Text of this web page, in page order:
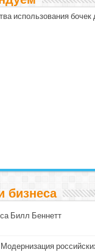
использования бочек
бизнеса
Билл Беннетт
Модернизация